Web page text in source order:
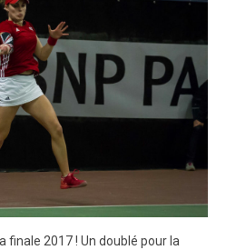
finale 2017 ! Un doublé pour la